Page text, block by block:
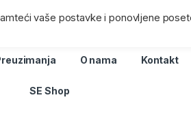
O nama Kontakt
SE Shop
vaše postavke i ponovljene